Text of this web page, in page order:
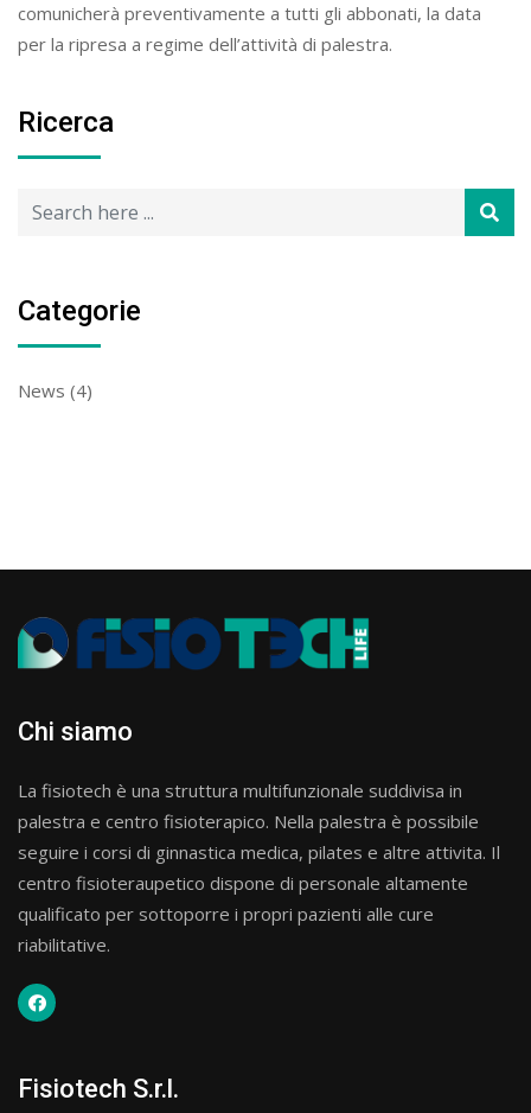
comunicherà preventivamente a tutti gli abbonati, la data
per la ripresa a regime dell’attività di palestra.
Ricerca
Categorie
News (4)
Chi siamo
La fisiotech è una struttura multifunzionale suddivisa in
palestra e centro fisioterapico. Nella palestra è possibile
seguire i corsi di ginnastica medica, pilates e altre attivita. Il
centro fisioteraupetico dispone di personale altamente
qualificato per sottoporre i propri pazienti alle cure
riabilitative.
Fisiotech S.r.l.